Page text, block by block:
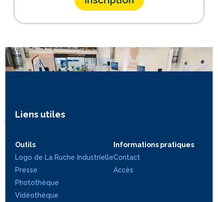
Liens utiles
Outils
Logo de La Ruche Industrielle
Presse
Photothèque
Vidéothèque
Informations pratiques
Contact
Accès